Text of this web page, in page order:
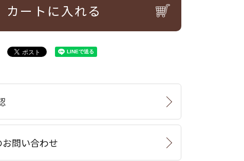
カートに入れる
問い合わせ